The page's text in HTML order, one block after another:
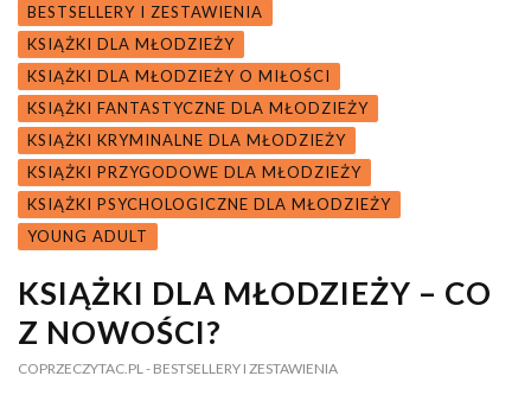
BESTSELLERY I ZESTAWIENIA
KSIĄŻKI DLA MŁODZIEŻY
KSIĄŻKI DLA MŁODZIEŻY O MIŁOŚCI
KSIĄŻKI FANTASTYCZNE DLA MŁODZIEŻY
KSIĄŻKI KRYMINALNE DLA MŁODZIEŻY
KSIĄŻKI PRZYGODOWE DLA MŁODZIEŻY
KSIĄŻKI PSYCHOLOGICZNE DLA MŁODZIEŻY
YOUNG ADULT
KSIĄŻKI DLA MŁODZIEŻY – CO
Z NOWOŚCI?
COPRZECZYTAC.PL - BESTSELLERY I ZESTAWIENIA